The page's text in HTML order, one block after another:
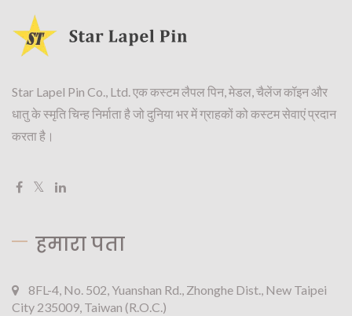
Star Lapel Pin Co., Ltd. एक कस्टम लैपल पिन, मेडल, चैलेंज कॉइन और
धातु के स्मृति चिन्ह निर्माता है जो दुनिया भर में ग्राहकों को कस्टम सेवाएं प्रदान
करता है।
हमारा पता
8FL-4, No. 502, Yuanshan Rd., Zhonghe Dist., New Taipei
City 235009, Taiwan (R.O.C.)